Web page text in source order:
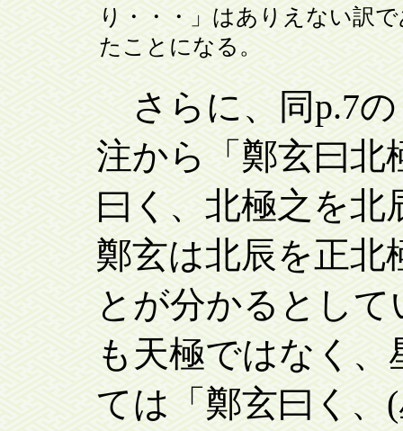
り・・・」はありえない訳
たことになる。
さらに、同p.7の
注から「鄭玄曰北
曰く、北極之を北
鄭玄は北辰を正北
とが分かるとし
も天極ではなく
ては「鄭玄曰く、